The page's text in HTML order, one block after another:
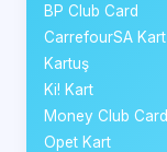
BP Club Card
CarrefourSA Kart
Kartuş
Ki! Kart
Money Club Card
Opet Kart